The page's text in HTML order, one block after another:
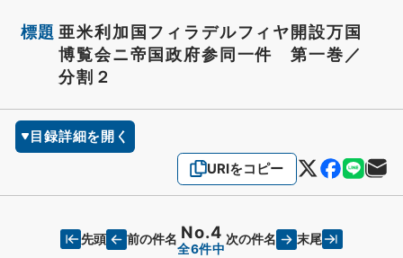
標題 亜米利加国フィラデルフィヤ開設万国
博覧会ニ帝国政府参同一件 第一巻／
分割２
目録詳細を開く
URIをコピー
先頭 前の件名 No.4
全6件中
次の件名 末尾